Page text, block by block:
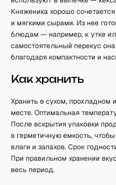
Княженика хорошо
и мягкими сырами. Из нее
блюдам — например, к утке
самостоятельный перекус
благодаря компактности и
Как хранить
Хранить в сухом, прохладном
месте. Оптимальная
После вскрытия упаковки
в герметичную емкость,
влаги и запахов. Срок
При правильном хранении
весь период.